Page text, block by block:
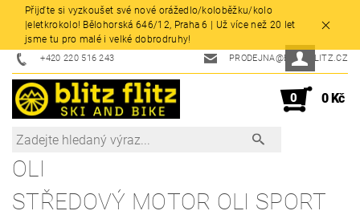
Přijďte si vyzkoušet své nové orážedlo/koloběžku/kolo
|eletkrokolo! Bělohorská 646/12, Praha 6 | Už více než 20 let
jsme tu pro malé i velké dobrodruhy!
+420 220 516 243 PRODEJNA@BLITZFLITZ.CZ
0 0 Kč
OLI
STŘEDOVÝ MOTOR OLI SPORT